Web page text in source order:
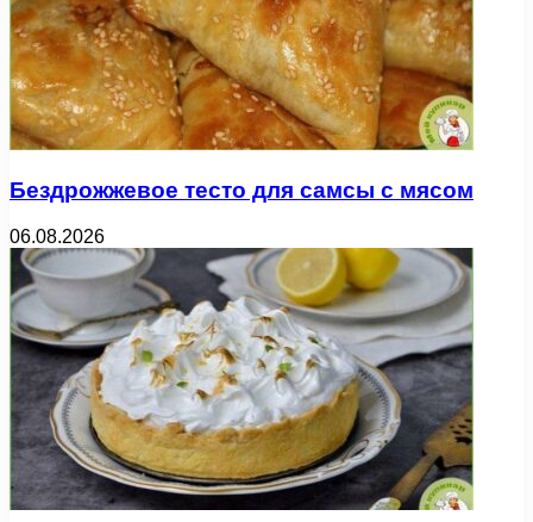
Бездрожжевое тесто для самсы с мясом
06.08.2026